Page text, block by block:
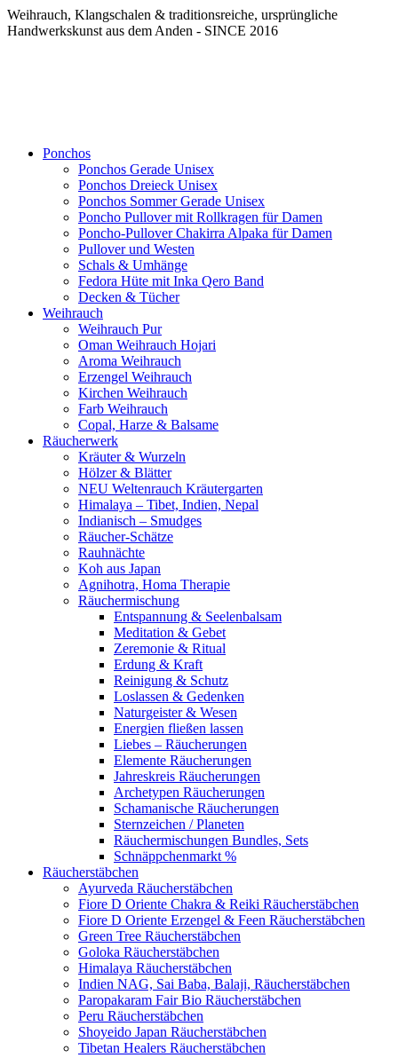
Weihrauch, Klangschalen & traditionsreiche, ursprüngliche
Handwerkskunst aus dem Anden - SINCE 2016
Ponchos
Ponchos Gerade Unisex
Ponchos Dreieck Unisex
Ponchos Sommer Gerade Unisex
Poncho Pullover mit Rollkragen für Damen
Poncho-Pullover Chakirra Alpaka für Damen
Pullover und Westen
Schals & Umhänge
Fedora Hüte mit Inka Qero Band
Decken & Tücher
Weihrauch
Weihrauch Pur
Oman Weihrauch Hojari
Aroma Weihrauch
Erzengel Weihrauch
Kirchen Weihrauch
Farb Weihrauch
Copal, Harze & Balsame
Räucherwerk
Kräuter & Wurzeln
Hölzer & Blätter
NEU Weltenrauch Kräutergarten
Himalaya – Tibet, Indien, Nepal
Indianisch – Smudges
Räucher-Schätze
Rauhnächte
Koh aus Japan
Agnihotra, Homa Therapie
Räuchermischung
Entspannung & Seelenbalsam
Meditation & Gebet
Zeremonie & Ritual
Erdung & Kraft
Reinigung & Schutz
Loslassen & Gedenken
Naturgeister & Wesen
Energien fließen lassen
Liebes – Räucherungen
Elemente Räucherungen
Jahreskreis Räucherungen
Archetypen Räucherungen
Schamanische Räucherungen
Sternzeichen / Planeten
Räuchermischungen Bundles, Sets
Schnäppchenmarkt %
Räucherstäbchen
Ayurveda Räucherstäbchen
Fiore D Oriente Chakra & Reiki Räucherstäbchen
Fiore D Oriente Erzengel & Feen Räucherstäbchen
Green Tree Räucherstäbchen
Goloka Räucherstäbchen
Himalaya Räucherstäbchen
Indien NAG, Sai Baba, Balaji, Räucherstäbchen
Paropakaram Fair Bio Räucherstäbchen
Peru Räucherstäbchen
Shoyeido Japan Räucherstäbchen
Tibetan Healers Räucherstäbchen